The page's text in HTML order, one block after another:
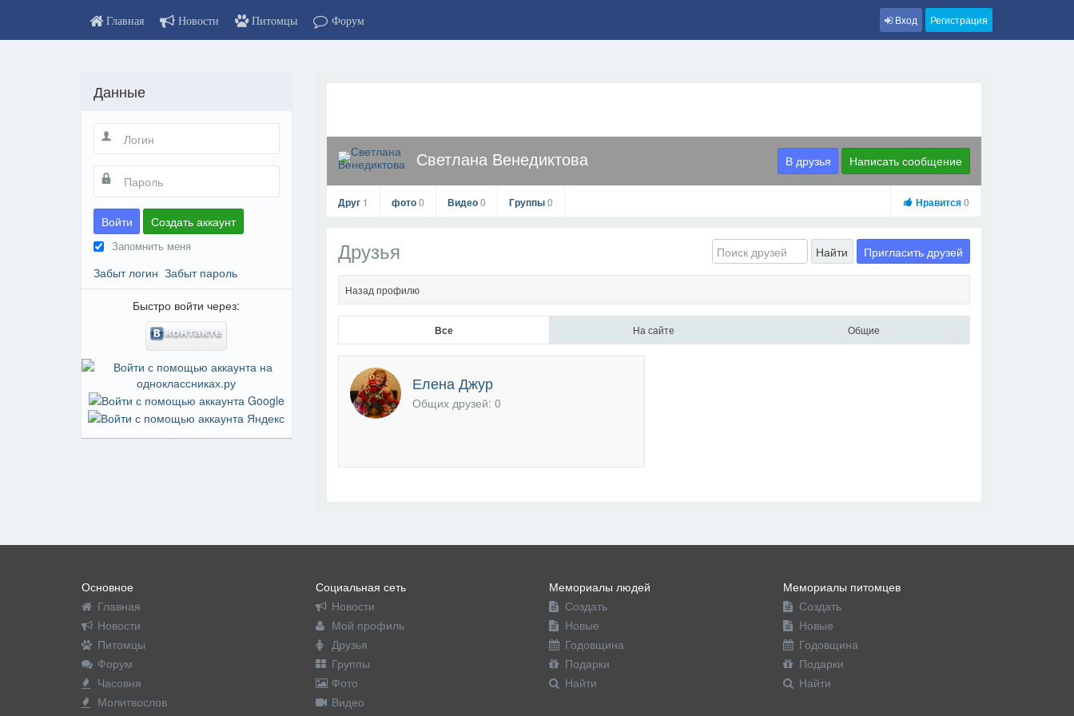
Главная Новости Питомцы Форум Вход Регистрация
Светлана Венедиктова В друзья Написать сообщение
Светлана Венедиктова
На профиль
Друг 1 фото0 Видео0 Группы0 Нравится0
Друзья Найти Пригласить друзей
Назад профилю
Все На сайте Общие
Елена Джур
Общих друзей: 0
Данные
Войти Создать аккаунт
Запомнить меня
Забыт логин Забыт пароль
Быстро войти через:
Основное
Главная
Новости
Питомцы
Форум
Часовня
Молитвослов
Социальная сеть
Новости
Мой профиль
Друзья
Группы
Фото
Видео
Мемориалы людей
Создать
Новые
Годовщина
Подарки
Найти
Мемориалы питомцев
Создать
Новые
Годовщина
Подарки
Найти